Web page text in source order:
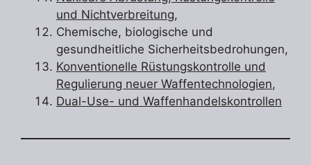
und Nichtverbreitung,
Chemische, biologische und
gesundheitliche Sicherheitsbedrohungen,
Konventionelle Rüstungskontrolle und
Regulierung neuer Waffentechnologien,
Dual-Use- und Waffenhandelskontrollen